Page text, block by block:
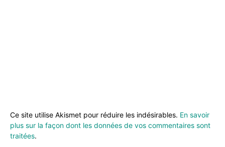
Ce site utilise Akismet pour réduire les indésirables. En savoir
plus sur la façon dont les données de vos commentaires sont
traitées.